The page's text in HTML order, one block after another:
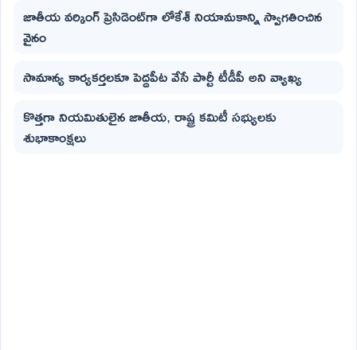
జాతీయ వర్కింగ్ ప్రెసిడెంట్‌గా లోకేశ్ నియామకాన్ని స్వాగతించిన
వైనం
సామాన్య కార్యకర్తలకూ పెద్దపీట వేసే పార్టీ టీడీపీ అని వ్యాఖ్య
కొత్తగా నియమితులైన జాతీయ, రాష్ట్ర కమిటీ సభ్యులకు
శుభాకాంక్షలు